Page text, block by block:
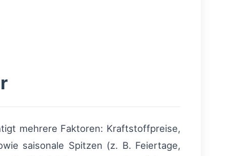
mehrere Faktoren: Kraftstoffpreise,
saisonale Spitzen (z. B. Feiertage,